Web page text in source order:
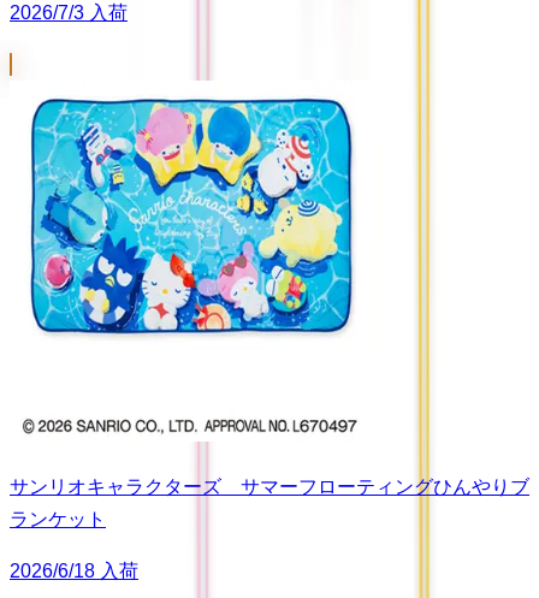
2026/7/3 入荷
サンリオキャラクターズ サマーフローティングひんやりブ
ランケット
2026/6/18 入荷